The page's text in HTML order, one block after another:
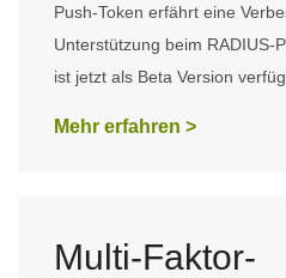
Push-Token erfährt eine
Unterstützung beim RADIUS-
ist jetzt als Beta Version
Mehr erfahren >
Multi-Faktor-